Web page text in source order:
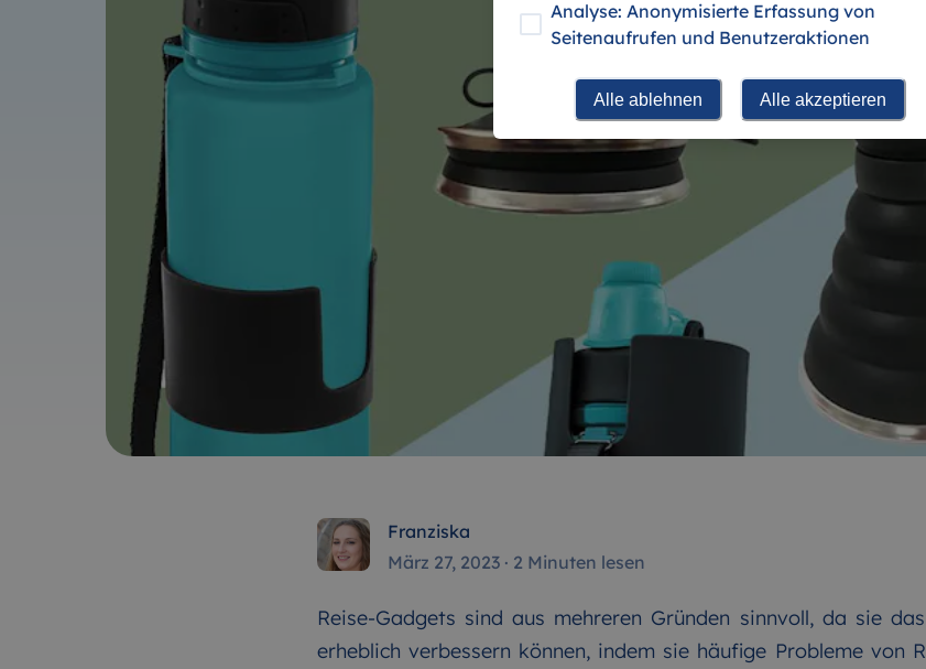
Franziska
März 27, 2023 · 2 Minuten lesen
Reise-Gadgets sind aus mehreren Gründen sinnvoll, da sie
erheblich verbessern können, indem sie häufige Probleme von
Analyse: Anonymisierte Erfassung von
Seitenaufrufen und Benutzeraktionen
Alle ablehnen Alle akzeptieren